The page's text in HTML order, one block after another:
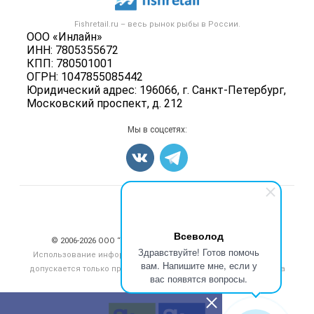
Всеволод
Здравствуйте! Готов помочь
вам. Напишите мне, если у
вас появятся вопросы.
Fishretail.ru – весь рынок рыбы в России.
ООО «Инлайн»
ИНН: 7805355672
КПП: 780501001
ОГРН: 1047855085442
Юридический адрес: 196066, г. Санкт-Петербург,
Московский проспект, д. 212
Контактная информация
Политика обработки персональных данных
Вакансии
Блог
Икра
Рыбопосадочный материал
Полуфабрикаты
Консервы
Карта объявлений
Мы в соцсетях:
© 2006‑2026 ООО “Инлайн”. 12+ Все права защищены.
Использование информации, размещенной на данном сайте,
допускается только при размещении активной гиперссылки на
fishretail.ru